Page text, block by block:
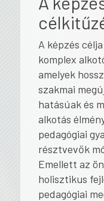
A képzés
komplex
amelyek
szakmai
hatásúak és
alkotás
pedagógiai
résztvevők
Emellett az
holisztikus
pedagógiai